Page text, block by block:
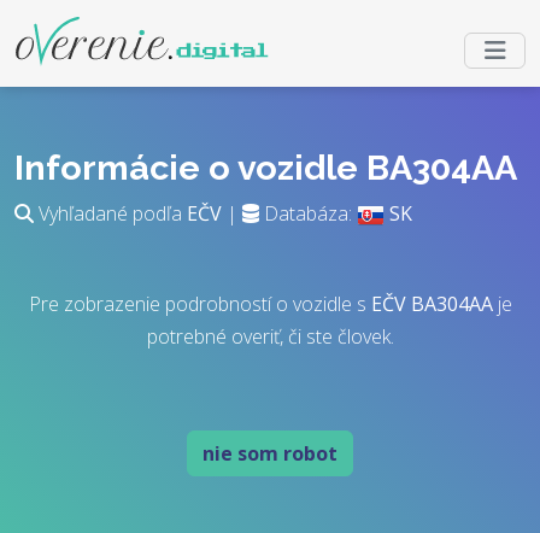
Informácie o vozidle BA304AA
Vyhľadané podľa EČV | Databáza: SK
Pre zobrazenie podrobností o vozidle s EČV BA304AAje
potrebné overiť, či ste človek.
nie som robot